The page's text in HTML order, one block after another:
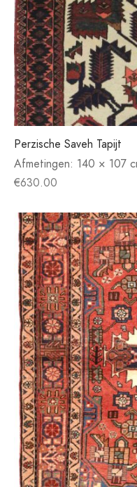
Perzische Saveh Tapijt
Afmetingen: 140 × 107
€630.00